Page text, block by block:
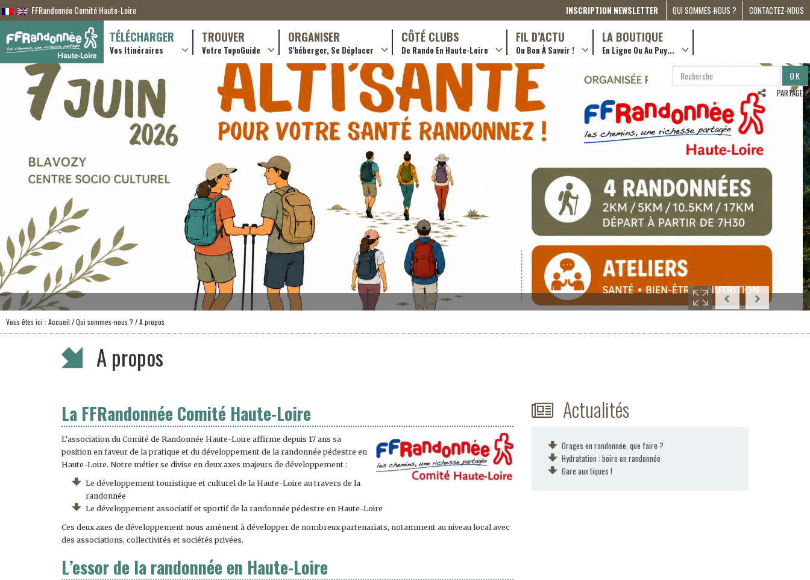
FFRandonnée Comité Haute-Loire INSCRIPTION NEWSLETTER
QUI SOMMES-NOUS ?
A PROPOS
PRESSE
PARTENARIATS
ESPACE MÉDIA
COMPAGNON DE ROUTE
2022
CONTACTEZ-NOUS
TÉLÉCHARGER
Vos Itinéraires
TROUVER
Votre TopoGuide
Randonnées itinerantes (GR)
Randonnées à la journée (PR)
Boutique en ligne
Pratique & conseils
ORGANISER
S'héberger, Se Déplacer
Hôtellerie
Gîtes et chambres d’hôtes
Campings
Restaurants
Transporteurs & services
CÔTÉ CLUBS
De Rando En Haute-Loire
Formations en rando 2024
Rando douce
Trouver un club
Adhérer
Créer un club
Ordre de mission et note de frais
FIL D’ACTU
Ou Bon À Savoir !
LA BOUTIQUE
En Ligne Ou Au Puy...
RECHERCHER
RECHERCHE
PARTAGER
Vous êtes ici : Accueil /Qui sommes-nous ? / A propos
A propos
La FFRandonnée Comité Haute-Loire
L’association du Comité de Randonnée Haute-Loire affirme depuis 17 ans sa
position en faveur de la pratique et du développement de la randonnée pédestre en
Haute-Loire. Notre métier se divise en deux axes majeurs de développement :
Le développement touristique et culturel de la Haute-Loire au travers de la
randonnée
Le développement associatif et sportif de la randonnée pédestre en Haute-Loire
Ces deux axes de développement nous amènent à développer de nombreux partenariats, notamment au niveau local avec
des associations, collectivités et sociétés privées.
L’essor de la randonnée en Haute-Loire
Actualités
Orages en randonnée, que faire ?
Hydratation : boire en randonnée
Gare aux tiques !